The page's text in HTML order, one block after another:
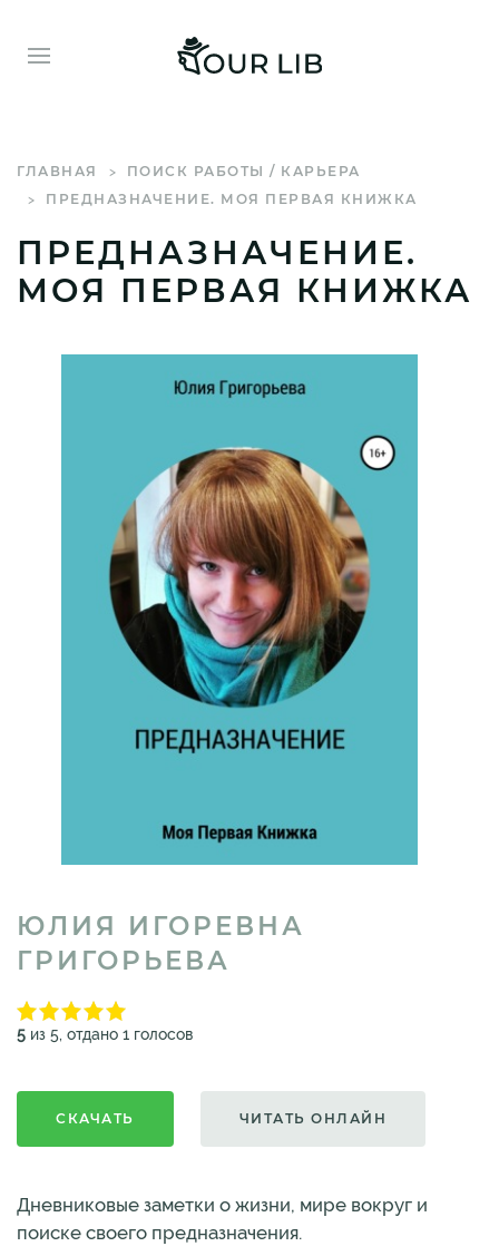
ГЛАВНАЯ
ПОИСК РАБОТЫ / КАРЬЕРА
ПРЕДНАЗНАЧЕНИЕ. МОЯ ПЕРВАЯ КНИЖКА
ПРЕДНАЗНАЧЕНИЕ.
МОЯ ПЕРВАЯ КНИЖКА
ЮЛИЯ ИГОРЕВНА
ГРИГОРЬЕВА
5 из 5, отдано 1 голосов
СКАЧАТЬ ЧИТАТЬ ОНЛАЙН
Дневниковые заметки о жизни, мире вокруг и
поиске своего предназначения.